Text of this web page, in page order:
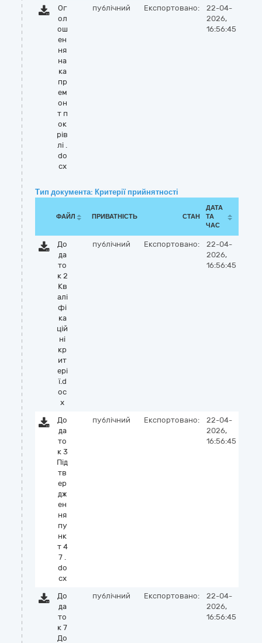
Ог
ол
ош
ен
ня
на
ка
пр
ем
он
т п
ок
рів
лі .
do
cx
публічний Експортовано:
22-04-
2026,
16:56:45
Тип документа: Критерії прийнятності
ФАЙЛ ПРИВАТНІСТЬ СТАН
ДАТА
ТА
ЧАС
До
да
то
к 2
Кв
алі
фі
ка
цій
ні
кр
ит
ері
ї.d
oc
x
публічний Експортовано:
22-04-
2026,
16:56:45
До
да
то
к 3
Під
тв
ер
дж
ен
ня
пу
нк
т 4
7 .
do
cx
публічний Експортовано:
22-04-
2026,
16:56:45
До
да
то
к 7
До
публічний Експортовано:
22-04-
2026,
16:56:45